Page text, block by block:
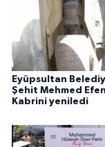
Eyüpsultan
Şehit Mehmed
Kabrini yeniledi